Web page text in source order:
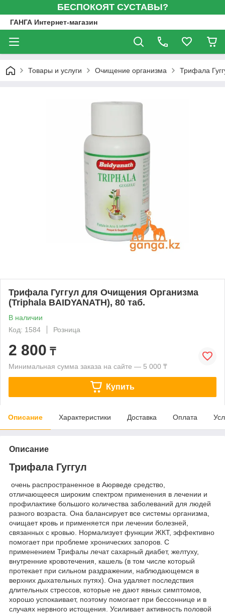
БЕСПОКОЯТ СУСТАВЫ?
ГАНГА Интернет-магазин
Товары и услуги Очищение организма Трифала
Трифала Гуггул для Очищения Организма
(Triphala BAIDYANATH), 80 таб.
В наличии
Код: 1584
Розница
2 800 ₸
Минимальная сумма заказа на сайте — 5 000 ₸
Купить
Описание Характеристики Доставка Оплата
Описание
Трифала Гуггул
очень распространенное в Аюрведе средство,
отличающееся широким спектром применения в лечении и
профилактике большого количества заболеваний для людей
разного возраста. Она балансирует все системы организма,
очищает кровь и применяется при лечении болезней,
связанных с кровью. Нормализует функции ЖКТ, эффективно
помогает при проблеме хронических запоров. С
применением Трифалы лечат сахарный диабет, желтуху,
внутренние кровотечения, кашель (в том числе который
протекает при сильном раздражении, наблюдающемся в
верхних дыхательных путях). Она удаляет последствия
длительных стрессов, которые не дают явных симптомов,
хорошо успокаивает, поэтому помогает при бессоннице и в
случаях нервного истощения. Усиливает активность половой